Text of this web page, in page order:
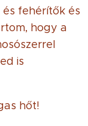
fehérítők és
hogy a
is
hőt!